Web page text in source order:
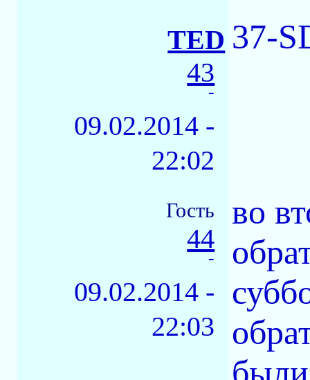
TED
43
-
09.02.2014 -
22:02
37-
Гость
44
-
09.02.2014 -
22:03
во